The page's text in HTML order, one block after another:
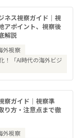
ネス視察ガイド｜視
アポイント、視察後
解説
外視察
！「AI時代の海外ビジ
察ガイド｜視察準
り方・注意点まで徹
外視察